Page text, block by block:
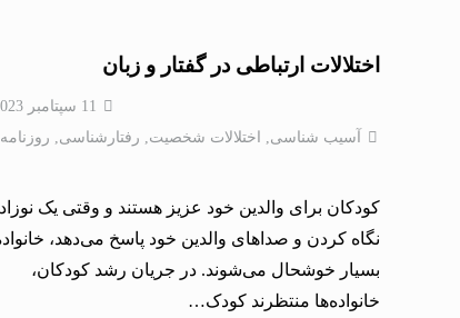
اختلالات ارتباطی در گفتار و زبان
11 سپتامبر 2023
آسیب شناسی, اختلالات شخصيت, رفتارشناسی,
کودکان برای والدین خود عزیز هستند و وقتی یک
نگاه کردن و صداهای والدین خود پاسخ می‌دهد،
بسیار خوشحال می‌شوند. در جریان رشد کودکان،
خانواده‌ها منتظرند کودک…